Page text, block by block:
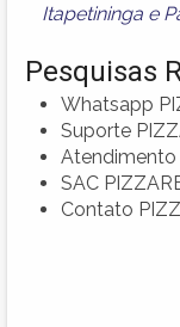
Itapetininga e
Pesquisas
Whatsapp
Suporte
Atendimento
SAC
Contato